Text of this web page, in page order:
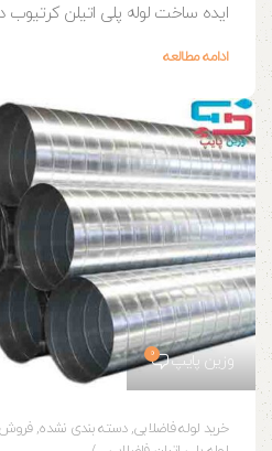
ایده ساخت لوله پلی اتیلن کرتیوب
ادامه مطالعه
وزین پایپ 0
خرید لوله فاضلابی,دسته بندی نشده,فروش